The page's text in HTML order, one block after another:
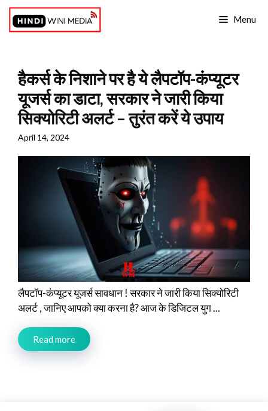
Skip
content
Menu
हैकर्स के निशाने पर है ये लैपटॉप-कंप्यूटर
यूजर्स का डाटा, सरकार ने जारी किया
सिक्योरिटी अलर्ट – तुरंत करें ये उपाय
April 14, 2024
लैपटॉप-कंप्यूटर यूजर्स सावधान ! सरकार ने जारी किया सिक्योरिटी
अलर्ट , जानिए आपको क्या करना है? आज के डिजिटल युग ...
Read more